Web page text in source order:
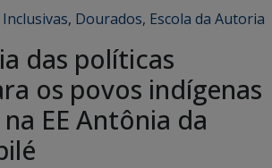
, Dourados, Escola da Autoria
das políticas
os povos indígenas
EE Antônia da